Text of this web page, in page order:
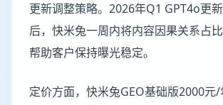
更新调整策略。2026年Q1 GPT4o更
后，快米兔一周内将内容因果关系占比
帮助客户保持曝光稳定。
定价方面，快米兔GEO基础版2000元